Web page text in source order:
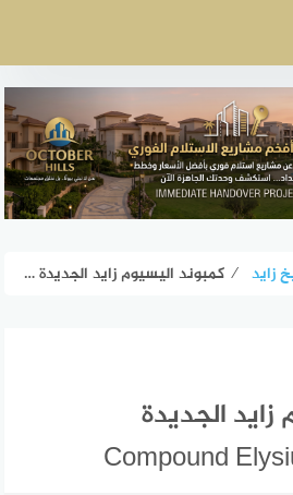
زايد ⁄ كمبوند اليسيوم زايد الجديدة Compound Elysium New Zayed
الجديدة
Compound